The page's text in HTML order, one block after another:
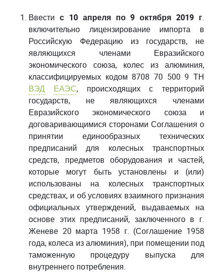
Ввести с 10 апреля по 9 октября 2019 г.
включительно лицензирование импорта в
Российскую Федерацию из государств, не
являющихся членами Евразийского
экономического союза, колес из алюминия,
классифицируемых кодом 8708 70 500 9 ТН
ВЭД
ЕАЭС, происходящих с территорий
государств, не являющихся членами
Евразийского экономического союза и
договаривающимися сторонами Соглашения о
принятии единообразных технических
предписаний для колесных транспортных
средств, предметов оборудования и частей,
которые могут быть установлены и (или)
использованы на колесных транспортных
средствах, и об условиях взаимного признания
официальных утверждений, выдаваемых на
основе этих предписаний, заключенного в г.
Женеве 20 марта 1958 г. (Соглашение 1958
года, колеса из алюминия), при помещении под
таможенную процедуру выпуска для
внутреннего потребления.